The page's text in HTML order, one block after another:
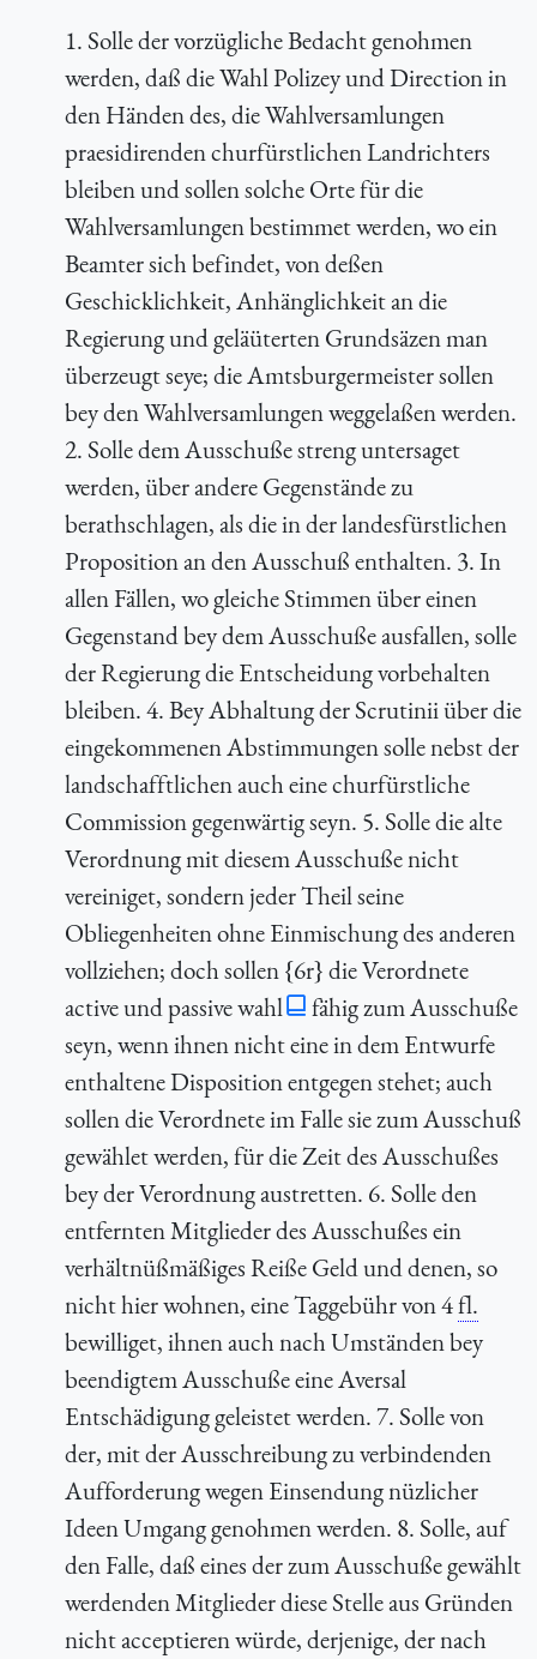
1. Solle der vorzügliche Bedacht genohmen
werden, daß die Wahl Polizey und Direction in
den Händen des, die Wahlversamlungen
praesidirenden churfürstlichen Landrichters
bleiben und sollen solche Orte für die
Wahlversamlungen bestimmet werden, wo ein
Beamter sich befindet, von deßen
Geschicklichkeit, Anhänglichkeit an die
Regierung und geläüterten Grundsäzen man
überzeugt seye; die Amtsburgermeister sollen
bey den Wahlversamlungen weggelaßen werden.
2. Solle dem Ausschuße streng untersaget
werden, über andere Gegenstände zu
berathschlagen, als die in der landesfürstlichen
Proposition an den Ausschuß enthalten. 3. In
allen Fällen, wo gleiche Stimmen über einen
Gegenstand bey dem Ausschuße ausfallen, solle
der Regierung die Entscheidung vorbehalten
bleiben. 4. Bey Abhaltung der Scrutinii über die
eingekommenen Abstimmungen solle nebst der
landschafftlichen auch eine churfürstliche
Commission gegenwärtig seyn. 5. Solle die alte
Verordnung mit diesem Ausschuße nicht
vereiniget, sondern jeder Theil seine
Obliegenheiten ohne Einmischung des anderen
vollziehen; doch sollen {6r} die Verordnete
active und passive wahl
fähig zum Ausschuße
seyn, wenn ihnen nicht eine in dem Entwurfe
enthaltene Disposition entgegen stehet; auch
sollen die Verordnete im Falle sie zum Ausschuß
gewählet werden, für die Zeit des Ausschußes
bey der Verordnung austretten. 6. Solle den
entfernten Mitglieder des Ausschußes ein
verhältnüßmäßiges Reiße Geld und denen, so
nicht hier wohnen, eine Taggebühr von 4fl.
bewilliget, ihnen auch nach Umständen bey
beendigtem Ausschuße eine Aversal
Entschädigung geleistet werden. 7. Solle von
der, mit der Ausschreibung zu verbindenden
Aufforderung wegen Einsendung nüzlicher
Ideen Umgang genohmen werden. 8. Solle, auf
den Falle, daß eines der zum Ausschuße gewählt
werdenden Mitglieder diese Stelle aus Gründen
nicht acceptieren würde, derjenige, der nach